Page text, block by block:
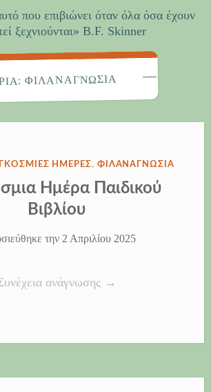
που επιβιώνει όταν όλα όσα έχουν
ξεχνιούνται» B.F. Skinner
ΦΙΛΑΝΑΓΝΩΣΊΑ
ΗΜΈΡΕΣ, ΦΙΛΑΝΑΓΝΩΣΊΑ
Ημέρα Παιδικού
Βιβλίου
την 2 Απριλίου 2025
ανάγνωσης “Παγκόσμια
Βιβλίου”
→